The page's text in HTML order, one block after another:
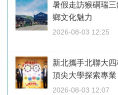
暑假走訪猴硐瑞
鄉文化魅力
2026-08-03 12:25
新北攜手北聯大
頂尖大學探索專業
2026-08-03 12:07